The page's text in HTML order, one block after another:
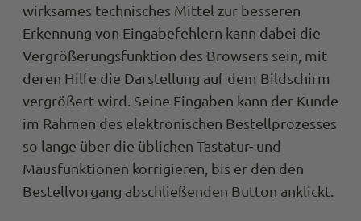
wirksames technisches Mittel zur besseren
Erkennung von Eingabefehlern kann dabei die
Vergrößerungsfunktion des Browsers sein, mit
deren Hilfe die Darstellung auf dem Bildschirm
vergrößert wird. Seine Eingaben kann der Kunde
im Rahmen des elektronischen Bestellprozesses
so lange über die üblichen Tastatur- und
Mausfunktionen korrigieren, bis er den den
Bestellvorgang abschließenden Button anklickt.